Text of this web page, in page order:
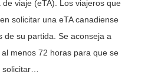
viaje (eTA). Los viajeros que
solicitar una eTA canadiense
de su partida. Se aconseja a
menos 72 horas para que se
solicitar…